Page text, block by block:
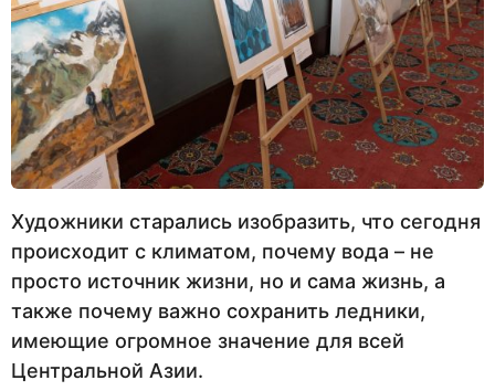
Художники старались изобразить, что сегодня
происходит с климатом, почему вода – не
просто источник жизни, но и сама жизнь, а
также почему важно сохранить ледники,
имеющие огромное значение для всей
Центральной Азии.